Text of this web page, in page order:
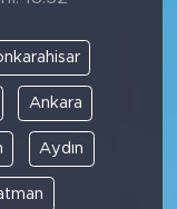
Ankara
Aydın